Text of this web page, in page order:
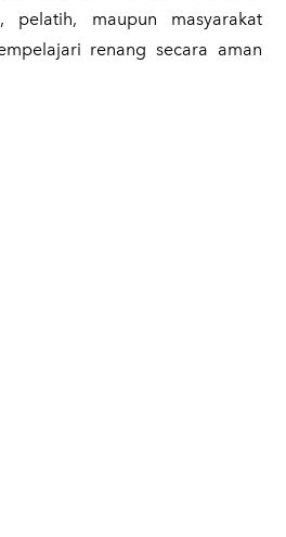
pelatih, maupun masyarakat
renang secara aman